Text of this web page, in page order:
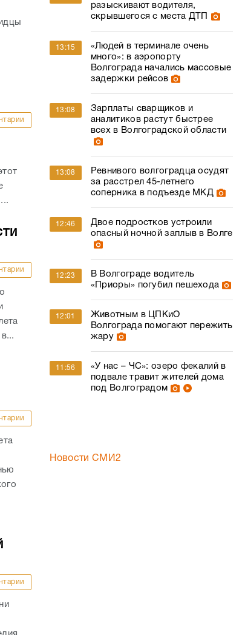
разыскивают водителя,
скрывшегося с места ДТП
13:15
«Людей в терминале очень
много»: в аэропорту
Волгограда начались массовые
задержки рейсов
13:08
Зарплаты сварщиков и
аналитиков растут быстрее
всех в Волгоградской области
13:08
Ревнивого волгоградца осудят
за расстрел 45-летнего
соперника в подъезде МКД
12:46
Двое подростков устроили
опасный ночной заплыв в Волге
12:23
В Волгограде водитель
«Приоры» погубил пешехода
12:01
Животным в ЦПКиО
Волгограда помогают пережить
жару
11:56
«У нас – ЧС»: озеро фекалий в
подвале травит жителей дома
под Волгоградом
Новости СМИ2